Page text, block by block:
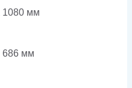
1080 мм
686 мм